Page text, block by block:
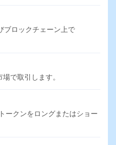
ブロックチェーン上で
で取引します。
ークンをロングまたはショー